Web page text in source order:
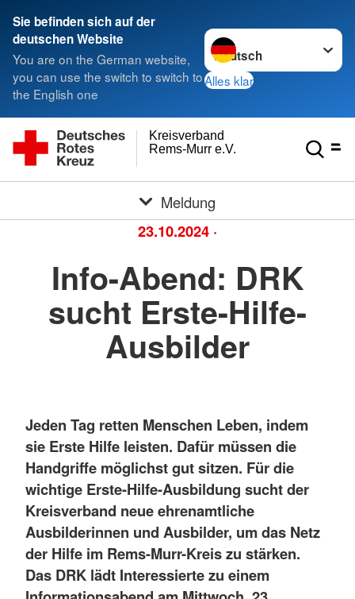
Sie befinden sich auf der
deutschen Website
You are on the German website,
you can use the switch to switch to
the English one
Sprache wechseln zu
Alles klar
Rems-Murr e.V.
Kreisverband
Meldung
23.10.2024 ·
Info-Abend: DRK
sucht Erste-Hilfe-
Ausbilder
Jeden Tag retten Menschen Leben, indem
sie Erste Hilfe leisten. Dafür müssen die
Handgriffe möglichst gut sitzen. Für die
wichtige Erste-Hilfe-Ausbildung sucht der
Kreisverband neue ehrenamtliche
Ausbilderinnen und Ausbilder, um das Netz
der Hilfe im Rems-Murr-Kreis zu stärken.
Das DRK lädt Interessierte zu einem